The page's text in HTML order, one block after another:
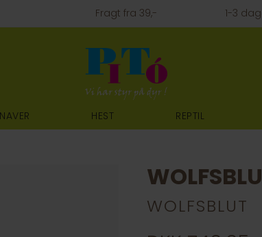
Fragt fra 39,- 1-3
HEST REPTIL
WOLFSBLUT